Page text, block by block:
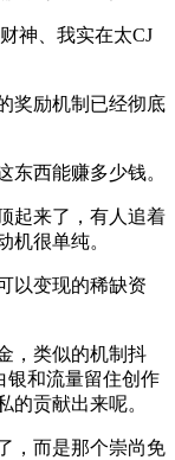
神、我实在太CJ
奖励机制已经彻底
东西能赚多少钱。
起来了，有人追着
机很单纯。
以变现的稀缺资
，类似的机制抖
银和流量留住创作
的贡献出来呢。
，而是那个崇尚免